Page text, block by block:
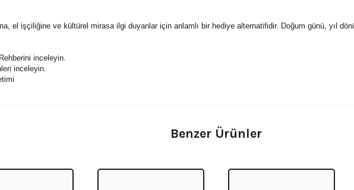
el işçiliğine ve kültürel mirasa ilgi duyanlar için anlamlı bir hediye alternatifidir. Doğum günü, yıl
inceleyin.
inceleyin.
Benzer Ürünler